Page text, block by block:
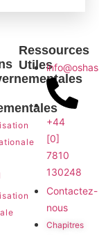
Ressources
Utiles
+44
[0]
7810
130248
Contactez-
nous
Chapitres